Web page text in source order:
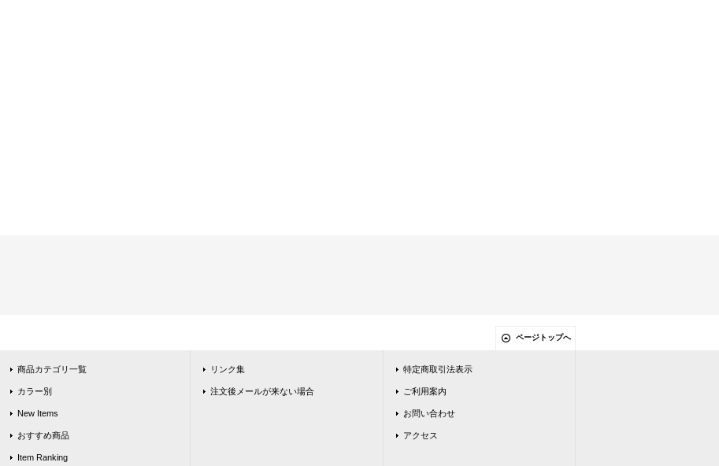
ページトップへ
商品カテゴリ一覧
カラー別
New Items
おすすめ商品
Item Ranking
リンク集
注文後メールが来ない場合
特定商取引法表示
ご利用案内
お問い合わせ
アクセス